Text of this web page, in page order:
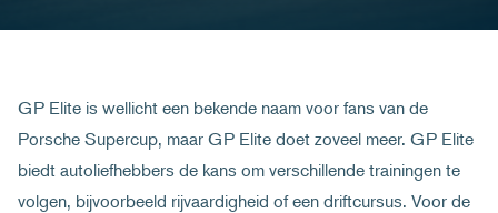
GP Elite is wellicht een bekende naam voor fans van de
Porsche Supercup, maar GP Elite doet zoveel meer. GP Elite
biedt autoliefhebbers de kans om verschillende trainingen te
volgen, bijvoorbeeld rijvaardigheid of een driftcursus. Voor de